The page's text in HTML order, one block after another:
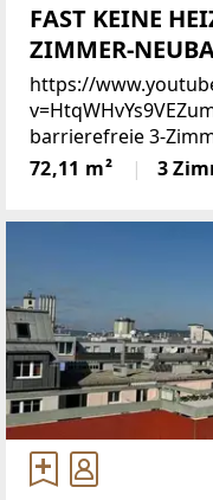
FAST KEINE
ZIMMER-
https://
barrierefreie 3-
2017 mit ca. 77 m²
Wohnen mit
72,11 m² 3